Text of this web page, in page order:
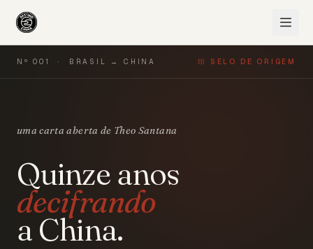
Nº 001 · BRASIL → CHINA 印 SELO DE ORIGEM
uma carta aberta de Theo Santana
Quinze anos
decifrando
a China.